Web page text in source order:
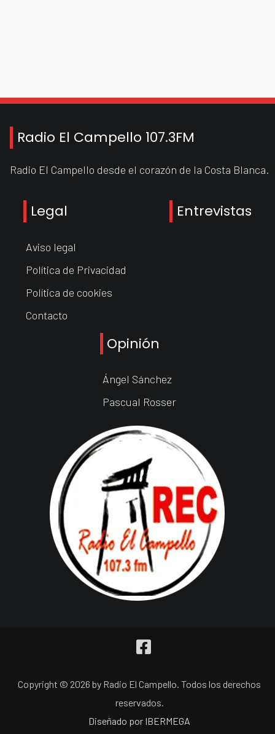
Radio El Campello 107.3FM
Radio El Campello desde el corazón de la Costa Blanca.
Legal
Aviso legal
Política de Privacidad
Política de cookies
Contacto
Entrevistas
Opinión
Ángel Sánchez
Pascual Rosser
Copyright © 2026 by Radio El Campello. Todos los derechos
reservados.
Diseñado por IBERMEGA